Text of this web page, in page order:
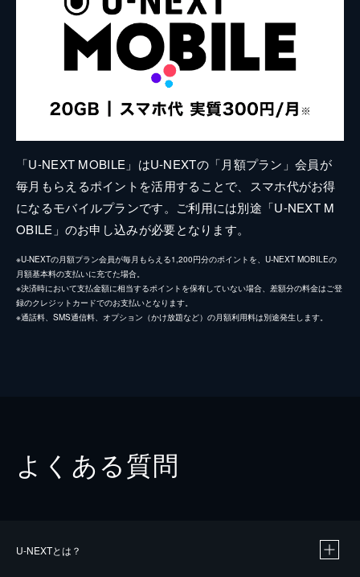
「U-NEXT MOBILE」はU-NEXTの「月額プラン」会員が
毎月もらえるポイントを活用することで、スマホ代がお得
になるモバイルプランです。ご利用には別途「U-NEXT M
OBILE」のお申し込みが必要となります。
※U-NEXTの月額プラン会員が毎月もらえる1,200円分のポイントを、U-NEXT MOBILEの
月額基本料の支払いに充てた場合。
※決済時において支払金額に相当するポイントを保有していない場合、差額分の料金はご登
録のクレジットカードでのお支払いとなります。
※通話料、SMS通信料、オプション（かけ放題など）の月額利用料は別途発生します。
よくある質問
U-NEXTとは？